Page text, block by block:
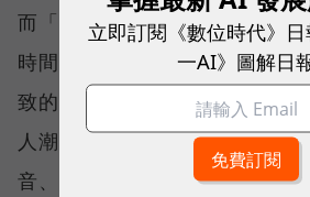
而「品質一致性」則是衡量電
時間、不同地點、不同網路負
致的網路服務品質。無論是在
人潮密集場域，或是在高速移動
音、傳送 LINE 訊息、分享社
立即訂閱《數位時代》
一AI》圖解日